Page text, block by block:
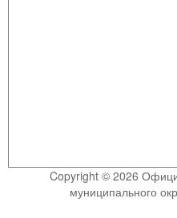
Copyright © 2026
муниципального